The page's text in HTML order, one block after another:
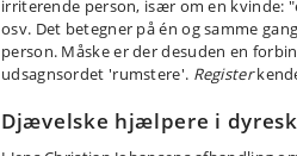
irriterende person, især om en kvinde:
osv. Det betegner på én og samme
person. Måske er der desuden en
udsagnsordet 'rumstere'. Register
Djævelske hjælpere i